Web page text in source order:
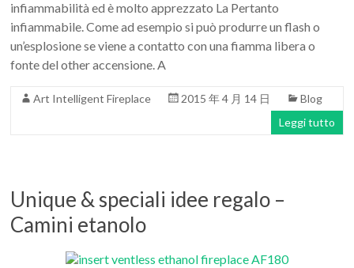
infiammabilità ed è molto apprezzato La Pertanto
infiammabile. Come ad esempio si può produrre un flash o
un’esplosione se viene a contatto con una fiamma libera o
fonte del other accensione. A
Art Intelligent Fireplace 2015 年 4 月 14 日
Blog
Leggi tutto
Unique & speciali idee regalo –
Camini etanolo